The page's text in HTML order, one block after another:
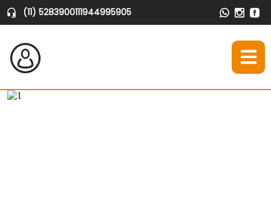
(11) 5283900111944995905